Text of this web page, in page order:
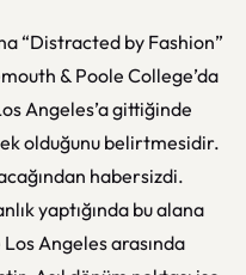
“Distracted by Fashion”
& Poole College’da
Angeles’a gittiğinde
olduğunu belirtmesidir.
habersizdi.
yaptığında bu alana
Angeles arasında